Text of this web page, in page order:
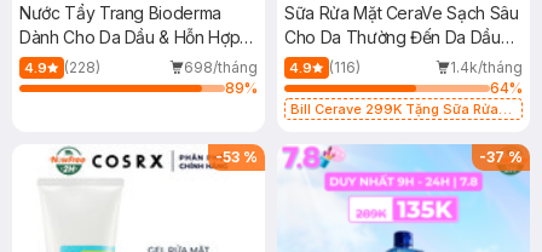
Nước Tẩy Trang Bioderma
Dành Cho Da Dầu & Hỗn Hợp
500ml
4.9 (228)
698/tháng
89%
Sữa Rửa Mặt CeraVe Sạch Sâu
Cho Da Thường Đến Da Dầu
473ml
4.9 (116)
1.4k/tháng
64%
Bill Cerave 299K Tặng Sữa Rửa
-53 % -37%